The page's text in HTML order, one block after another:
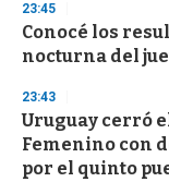
d
s
o
f
3
s
e
c
o
23:45
Conocé los
nocturna del
23:43
Uruguay cerró
Femenino con
por el quinto